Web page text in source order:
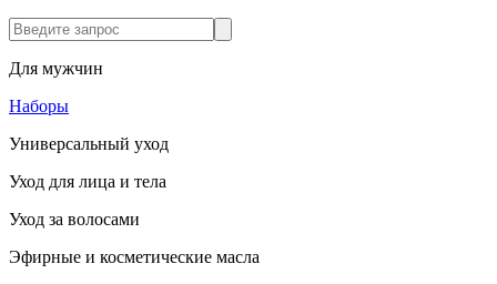
Для мужчин
Наборы
Универсальный уход
Уход для лица и тела
Уход за волосами
Эфирные и косметические масла